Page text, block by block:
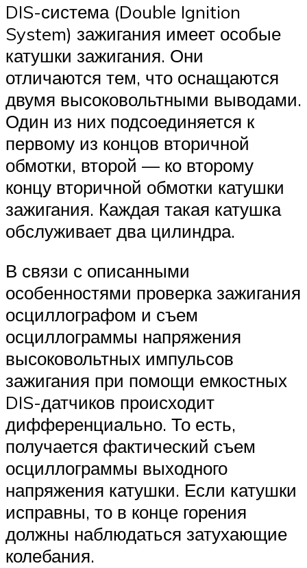
DIS-система (Double Ignition
System) зажигания имеет особые
катушки зажигания. Они
отличаются тем, что оснащаются
двумя высоковольтными выводами.
Один из них подсоединяется к
первому из концов вторичной
обмотки, второй — ко второму
концу вторичной обмотки катушки
зажигания. Каждая такая катушка
обслуживает два цилиндра.
В связи с описанными
особенностями проверка зажигания
осциллографом и съем
осциллограммы напряжения
высоковольтных импульсов
зажигания при помощи емкостных
DIS-датчиков происходит
дифференциально. То есть,
получается фактический съем
осциллограммы выходного
напряжения катушки. Если катушки
исправны, то в конце горения
должны наблюдаться затухающие
колебания.